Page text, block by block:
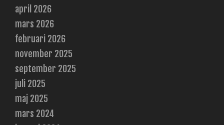
april 2026
mars 2026
februari 2026
november 2025
september 2025
juli 2025
maj 2025
mars 2024